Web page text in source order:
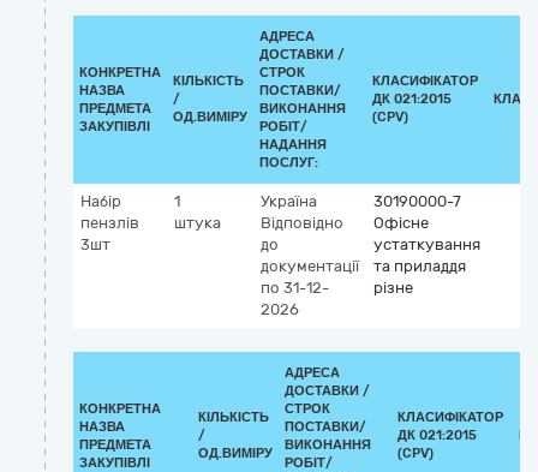
КОНКРЕТНА
НАЗВА
ПРЕДМЕТА
ЗАКУПІВЛІ
КІЛЬКІСТЬ
/
ОД.ВИМІРУ
АДРЕСА
ДОСТАВКИ /
СТРОК
ПОСТАВКИ/
ВИКОНАННЯ
РОБІТ/
НАДАННЯ
ПОСЛУГ:
КЛАСИФІКАТОР
ДК 021:2015
(CPV)
Набір
пензлів
3шт
1
штука
Україна
Відповідно
до
документації
по 31-12-
2026
30190000-7
Офісне
устаткування
та приладдя
різне
КОНКРЕТНА
НАЗВА
ПРЕДМЕТА
ЗАКУПІВЛІ
КІЛЬКІСТЬ
/
ОД.ВИМІРУ
АДРЕСА
ДОСТАВКИ /
СТРОК
ПОСТАВКИ/
ВИКОНАННЯ
РОБІТ/
КЛАСИФІКАТОР
ДК 021:2015
(CPV)